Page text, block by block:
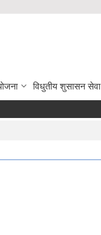
विधुतीय शुसासन सेवा